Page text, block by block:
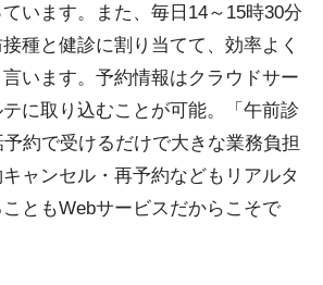
います。また、毎日14～15時30分
種と健診に割り当てて、効率よく
います。予約情報はクラウドサー
に取り込むことが可能。「午前診
約で受けるだけで大きな業務負担
ャンセル・再予約などもリアルタ
ともWebサービスだからこそで